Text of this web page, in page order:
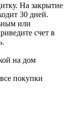
На закрытие
30 дней.
или
счет в
на дом
покупки